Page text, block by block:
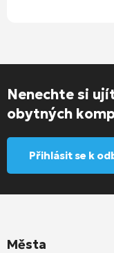
Nenechte si
obytných
Přihlásit se k
Města